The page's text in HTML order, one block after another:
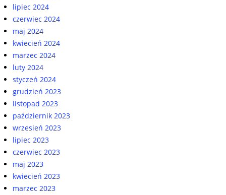
lipiec 2024
czerwiec 2024
maj 2024
kwiecień 2024
marzec 2024
luty 2024
styczeń 2024
grudzień 2023
listopad 2023
październik 2023
wrzesień 2023
lipiec 2023
czerwiec 2023
maj 2023
kwiecień 2023
marzec 2023